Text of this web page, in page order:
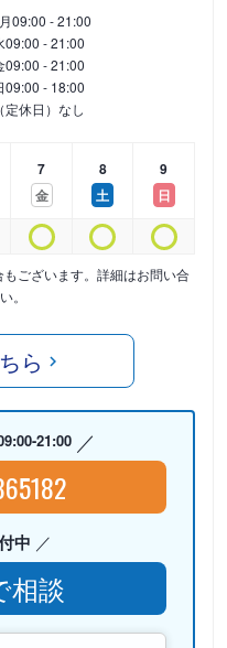
月09:00 - 21:00
09:00 - 21:00
09:00 - 21:00
09:00 - 18:00
（定休日）なし
7
金
8
土
9
日
ございます。詳細はお問い合
。
ら
21:00
中
相談